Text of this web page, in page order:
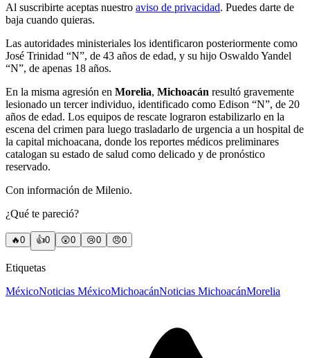
Al suscribirte aceptas nuestro aviso de privacidad. Puedes darte de
baja cuando quieras.
Las autoridades ministeriales los identificaron posteriormente como
José Trinidad “N”, de 43 años de edad, y su hijo Oswaldo Yandel
“N”, de apenas 18 años.
En la misma agresión en Morelia, Michoacán resultó gravemente
lesionado un tercer individuo, identificado como Edison “N”, de 20
años de edad. Los equipos de rescate lograron estabilizarlo en la
escena del crimen para luego trasladarlo de urgencia a un hospital de
la capital michoacana, donde los reportes médicos preliminares
catalogan su estado de salud como delicado y de pronóstico
reservado.
Con información de Milenio.
¿Qué te pareció?
🔥0 👍0 😲0 😢0 😠0
Etiquetas
MéxicoNoticias MéxicoMichoacánNoticias MichoacánMorelia